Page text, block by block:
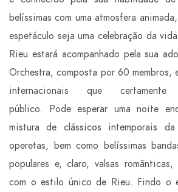
belíssimas com uma atmosfera
espetáculo seja uma celebração da
Rieu estará acompanhado pela sua
Orchestra, composta por 60 membros,
internacionais que
público. Pode esperar uma noite
mistura de clássicos intemporais
operetas, bem como belíssimas
populares e, claro, valsas
com o estilo único de Rieu. Findo o